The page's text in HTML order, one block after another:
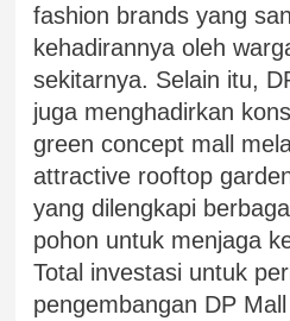
fashion brands yang
kehadirannya oleh
sekitarnya. Selain itu,
juga menghadirkan
green concept mall
attractive rooftop
yang dilengkapi
pohon untuk menjaga
Total investasi untuk
pengembangan DP